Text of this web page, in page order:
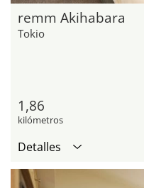
remm Akihabara
Tokio
1,86
kilómetros
Detalles